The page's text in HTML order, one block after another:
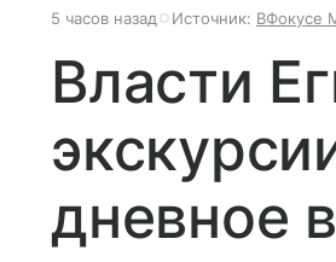
5 часов назад Источник: ВФокусе
Власти
дневное